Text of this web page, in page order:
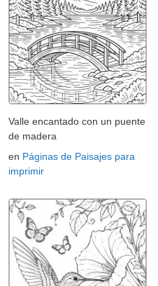
Valle encantado con un puente
de madera
en Páginas de Paisajes para
imprimir